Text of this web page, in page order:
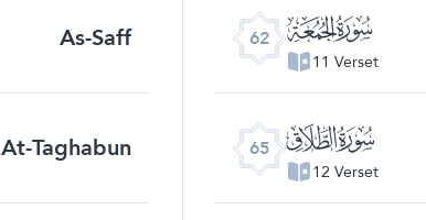
As-Saff 62 ﯫ
11 Verset
At-Taghabun 65 ﯮ
12 Verset